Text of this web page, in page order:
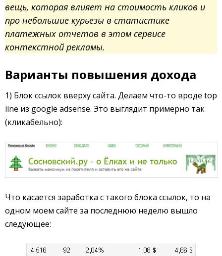
вещь, которая влияет на стоимость кликов и
про небольшие курьезы в статистике
платежных отчетов в этом сервисе
контекстной рекламы.
Варианты повышения дохода
1) Блок ссылок вверху сайта. Делаем что-то вроде top
line из google adsense. Это выглядит примерно так
(кликабельно):
Что касается заработка с такого блока ссылок, то на
одном моем сайте за последнюю неделю вышло
следующее: